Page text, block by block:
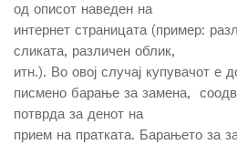
од описот наведен на
интернет страницата (пример:
сликата, различен облик,
итн.). Во овој случај купувачот е
писмено барање за замена,
потврда за денот на
прием на пратката. Барањето за